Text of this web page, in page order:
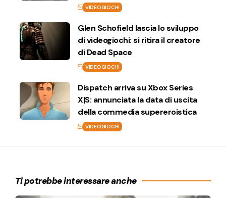
VIDEOGIOCHI
Glen Schofield lascia lo sviluppo
di videogiochi: si ritira il creatore
di Dead Space
VIDEOGIOCHI
Dispatch arriva su Xbox Series
X|S: annunciata la data di uscita
della commedia supereroistica
VIDEOGIOCHI
Ti potrebbe interessare anche